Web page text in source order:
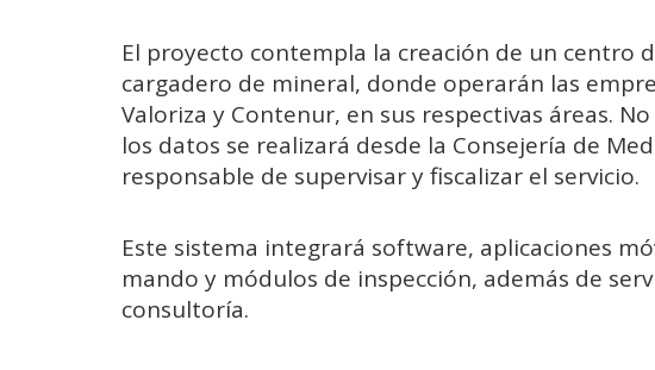
El proyecto contempla la creación de un centro
cargadero de mineral, donde operarán las
Valoriza y Contenur, en sus respectivas áreas.
los datos se realizará desde la Consejería de
responsable de supervisar y fiscalizar el servicio.
Este sistema integrará software, aplicaciones
mando y módulos de inspección, además de
consultoría.